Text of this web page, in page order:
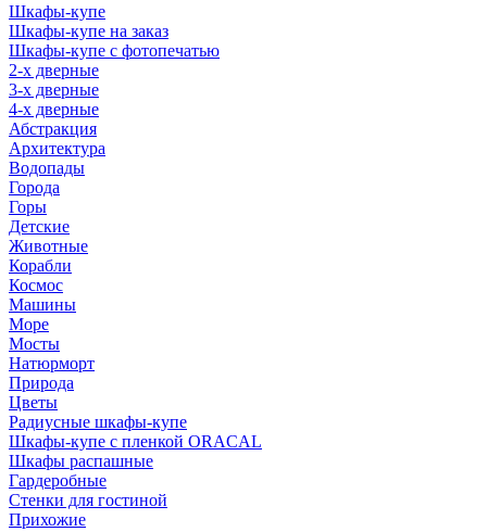
Шкафы-купе
Шкафы-купе на заказ
Шкафы-купе с фотопечатью
2-х дверные
3-х дверные
4-х дверные
Абстракция
Архитектура
Водопады
Города
Горы
Детские
Животные
Корабли
Космос
Машины
Море
Мосты
Натюрморт
Природа
Цветы
Радиусные шкафы-купе
Шкафы-купе с пленкой ORACAL
Шкафы распашные
Гардеробные
Стенки для гостиной
Прихожие